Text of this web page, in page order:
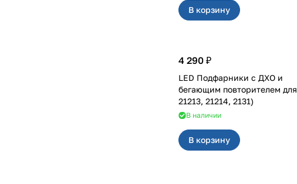
В корзину
4 290 ₽
LED Подфарники с ДХО и
бегающим повторителем для 4x4 (
21213, 21214, 2131)
В наличии
В корзину